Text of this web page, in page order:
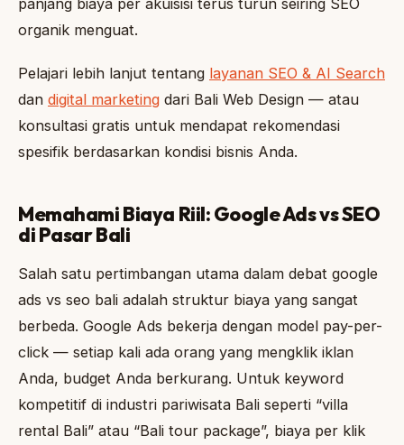
organik menguat.
Pelajari lebih lanjut tentang layanan SEO & AI Search
dan digital marketing dari Bali Web Design — atau
konsultasi gratis untuk mendapat rekomendasi
spesifik berdasarkan kondisi bisnis Anda.
Memahami Biaya Riil: Google Ads vs SEO
di Pasar Bali
Salah satu pertimbangan utama dalam debat google
ads vs seo bali adalah struktur biaya yang sangat
berbeda. Google Ads bekerja dengan model pay-per-
click — setiap kali ada orang yang mengklik iklan
Anda, budget Anda berkurang. Untuk keyword
kompetitif di industri pariwisata Bali seperti “villa
rental Bali” atau “Bali tour package”, biaya per klik